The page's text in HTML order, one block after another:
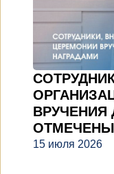
15 июля 2026